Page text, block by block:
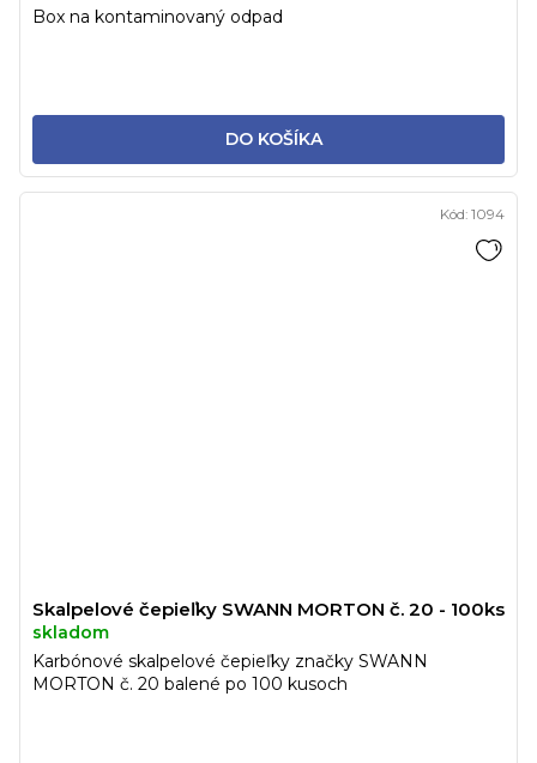
DO KOŠÍKA
Box na kontaminovaný odpad
Skalpelové čepieľky SWANN MORTON č. 20 - 100ks
skladom
Karbónové skalpelové čepieľky značky SWANN
MORTON č. 20 balené po 100 kusoch
Kód: 1094